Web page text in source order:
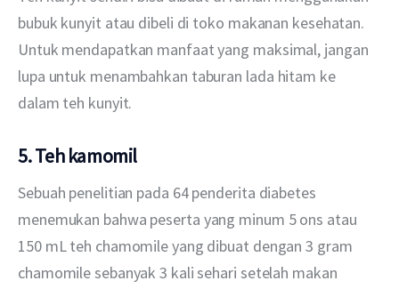
bubuk kunyit atau dibeli di toko makanan kesehatan.
Untuk mendapatkan manfaat yang maksimal, jangan
lupa untuk menambahkan taburan lada hitam ke
dalam teh kunyit.
5. Teh kamomil
Sebuah penelitian pada 64 penderita diabetes
menemukan bahwa peserta yang minum 5 ons atau
150 mL teh chamomile yang dibuat dengan 3 gram
chamomile sebanyak 3 kali sehari setelah makan